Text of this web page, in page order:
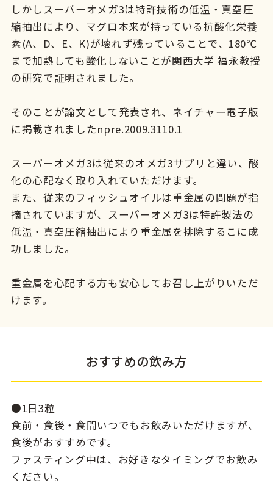
しかしスーパーオメガ3は特許技術の低温・真空圧
縮抽出により、マグロ本来が持っている抗酸化栄養
素(A、D、E、K)が壊れず残っていることで、180℃
まで加熱しても酸化しないことが関西大学 福永教授
の研究で証明されました。
そのことが論文として発表され、ネイチャー電子版
に掲載されましたnpre.2009.3110.1
スーパーオメガ3は従来のオメガ3サプリと違い、酸
化の心配なく取り入れていただけます。
また、従来のフィッシュオイルは重金属の問題が指
摘されていますが、スーパーオメガ3は特許製法の
低温・真空圧縮抽出により重金属を排除するこに成
功しました。
重金属を心配する方も安心してお召し上がりいただ
けます。
おすすめの飲み方
●1日3粒
食前・食後・食間いつでもお飲みいただけますが、
食後がおすすめです。
ファスティング中は、お好きなタイミングでお飲み
ください。